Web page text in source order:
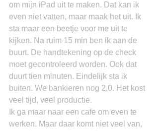
om mijn iPad uit te maken. Dat kan ik
even niet vatten, maar maak het uit. Ik
sta maar een beetje voor me uit te
kijken. Na ruim 15 min ben ik aan de
buurt. De handtekening op de check
moet gecontroleerd worden. Ook dat
duurt tien minuten. Eindelijk sta ik
buiten. We bankieren nog 2.0. Het kost
veel tijd, veel productie.
Ik ga maar naar een cafe om even te
werken. Maar daar komt niet veel van,